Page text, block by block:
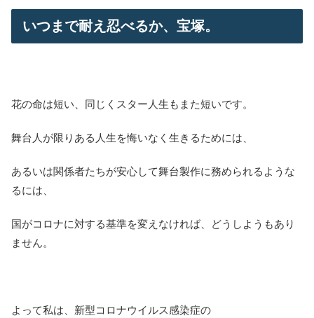
いつまで耐え忍べるか、宝塚。
花の命は短い、同じくスター人生もまた短いです。
舞台人が限りある人生を悔いなく生きるためには、
あるいは関係者たちが安心して舞台製作に務められるような
るには、
国がコロナに対する基準を変えなければ、どうしようもあり
ません。
よって私は、新型コロナウイルス感染症の